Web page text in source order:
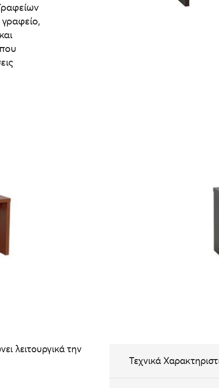
λειτουργικά την
Τεχνικά